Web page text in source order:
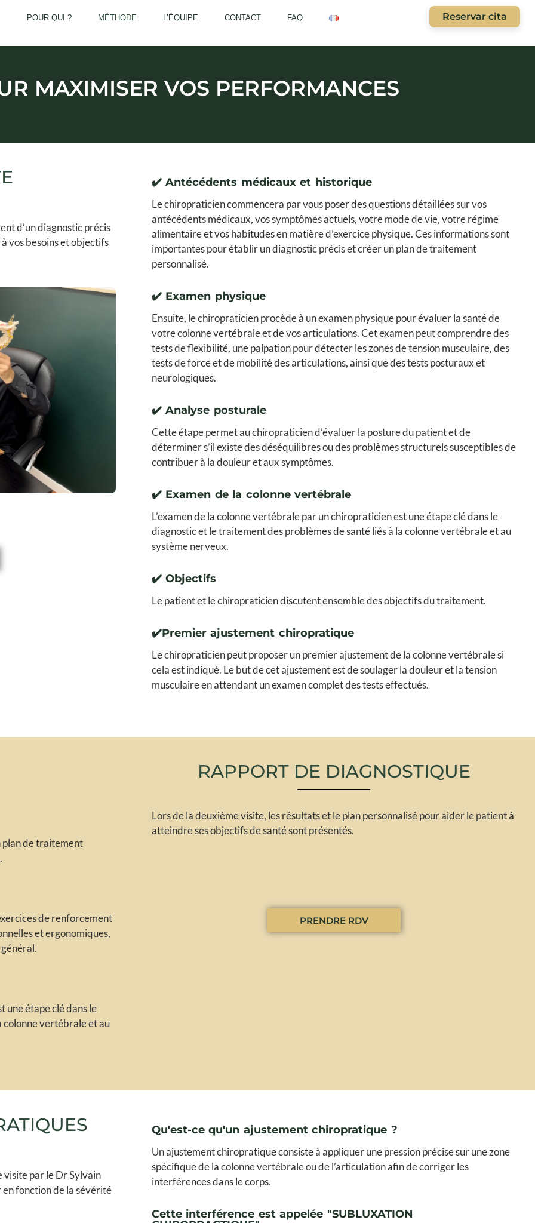
POUR QUI ? MÉTHODE L’ÉQUIPE CONTACT FAQ Reservar cita
MAXIMISER VOS PERFORMANCES
d’un diagnostic précis
vos besoins et objectifs
✔️ Antécédents médicaux et historique
Le chiropraticien commencera par vous poser des questions détaillées sur vos
antécédents médicaux, vos symptômes actuels, votre mode de vie, votre régime
alimentaire et vos habitudes en matière d’exercice physique. Ces informations sont
importantes pour établir un diagnostic précis et créer un plan de traitement
personnalisé.
✔️ Examen physique
Ensuite, le chiropraticien procède à un examen physique pour évaluer la santé de
votre colonne vertébrale et de vos articulations. Cet examen peut comprendre des
tests de flexibilité, une palpation pour détecter les zones de tension musculaire, des
tests de force et de mobilité des articulations, ainsi que des tests posturaux et
neurologiques.
✔️ Analyse posturale
Cette étape permet au chiropraticien d’évaluer la posture du patient et de
déterminer s’il existe des déséquilibres ou des problèmes structurels susceptibles de
contribuer à la douleur et aux symptômes.
✔️ Examen de la colonne vertébrale
L’examen de la colonne vertébrale par un chiropraticien est une étape clé dans le
diagnostic et le traitement des problèmes de santé liés à la colonne vertébrale et au
système nerveux.
✔️ Objectifs
Le patient et le chiropraticien discutent ensemble des objectifs du traitement.
✔️Premier ajustement chiropratique
Le chiropraticien peut proposer un premier ajustement de la colonne vertébrale si
cela est indiqué. Le but de cet ajustement est de soulager la douleur et la tension
musculaire en attendant un examen complet des tests effectués.
plan de traitement
de renforcement
et ergonomiques,
une étape clé dans le
colonne vertébrale et au
RAPPORT DE DIAGNOSTIQUE
Lors de la deuxième visite, les résultats et le plan personnalisé pour aider le patient à
atteindre ses objectifs de santé sont présentés.
PRENDRE RDV
visite par le Dr Sylvain
fonction de la sévérité
Qu'est-ce qu'un ajustement chiropratique ?
Un ajustement chiropratique consiste à appliquer une pression précise sur une zone
spécifique de la colonne vertébrale ou de l’articulation afin de corriger les
interférences dans le corps.
Cette interférence est appelée "SUBLUXATION